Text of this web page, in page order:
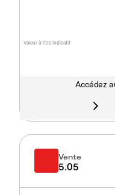
Valeur à titre indicatif
Accédez
Vente
5.05